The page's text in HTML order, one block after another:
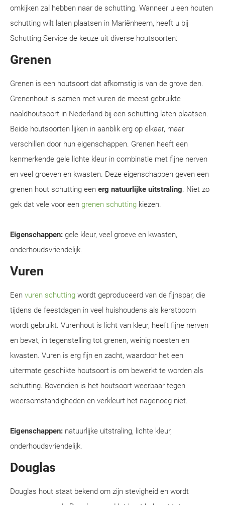
omkijken zal hebben naar de schutting. Wanneer u een houten
schutting wilt laten plaatsen in Mariënheem, heeft u bij
Schutting Service de keuze uit diverse houtsoorten:
Grenen
Grenen is een houtsoort dat afkomstig is van de grove den.
Grenenhout is samen met vuren de meest gebruikte
naaldhoutsoort in Nederland bij een schutting laten plaatsen.
Beide houtsoorten lijken in aanblik erg op elkaar, maar
verschillen door hun eigenschappen. Grenen heeft een
kenmerkende gele lichte kleur in combinatie met fijne nerven
en veel groeven en kwasten. Deze eigenschappen geven een
grenen hout schutting een erg natuurlijke uitstraling. Niet zo
gek dat vele voor een grenen schutting kiezen.
Eigenschappen: gele kleur, veel groeve en kwasten,
onderhoudsvriendelijk.
Vuren
Een vuren schutting wordt geproduceerd van de fijnspar, die
tijdens de feestdagen in veel huishoudens als kerstboom
wordt gebruikt. Vurenhout is licht van kleur, heeft fijne nerven
en bevat, in tegenstelling tot grenen, weinig noesten en
kwasten. Vuren is erg fijn en zacht, waardoor het een
uitermate geschikte houtsoort is om bewerkt te worden als
schutting. Bovendien is het houtsoort weerbaar tegen
weersomstandigheden en verkleurt het nagenoeg niet.
Eigenschappen: natuurlijke uitstraling, lichte kleur,
onderhoudsvriendelijk.
Douglas
Douglas hout staat bekend om zijn stevigheid en wordt